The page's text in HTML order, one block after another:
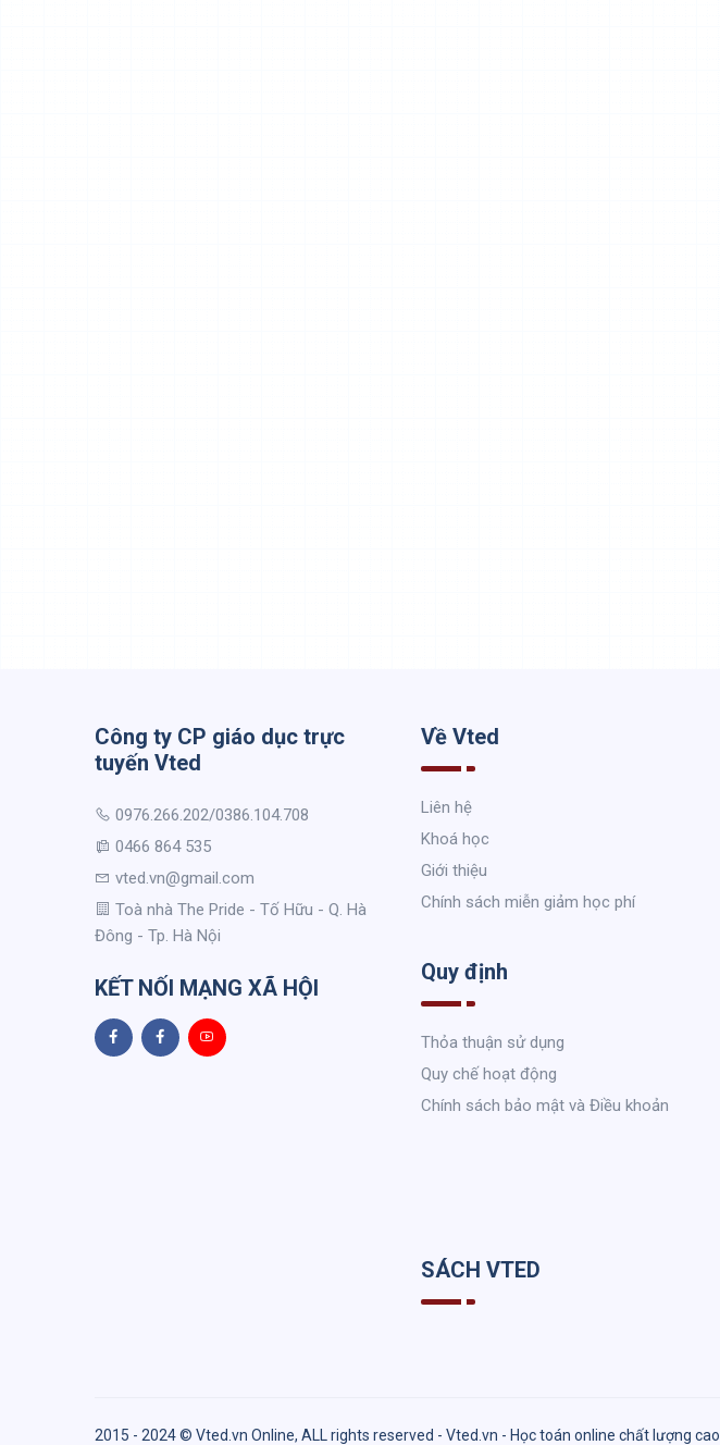
Công ty CP giáo dục trực
tuyến Vted
0976.266.202/0386.104.708
0466 864 535
vted.vn@gmail.com
Toà nhà The Pride - Tố Hữu - Q. Hà
Đông - Tp. Hà Nội
KẾT NỐI MẠNG XÃ HỘI
Về Vted
Liên hệ
Khoá học
Giới thiệu
Chính sách miễn giảm học phí
Quy định
Thỏa thuận sử dụng
Quy chế hoạt động
Chính sách bảo mật và Điều khoản
SÁCH VTED
2015 - 2024 © Vted.vn Online, ALL rights reserved - Vted.vn - Học toán online chất lượng cao